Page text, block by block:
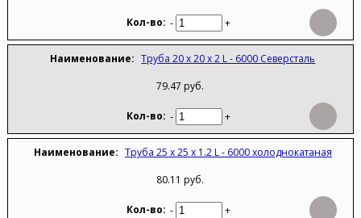
- +
Труба 20 х 20 х 2 L - 6000 Северсталь
79.47 руб.
- +
Труба 25 х 25 х 1.2 L - 6000 холоднокатаная
80.11 руб.
- +